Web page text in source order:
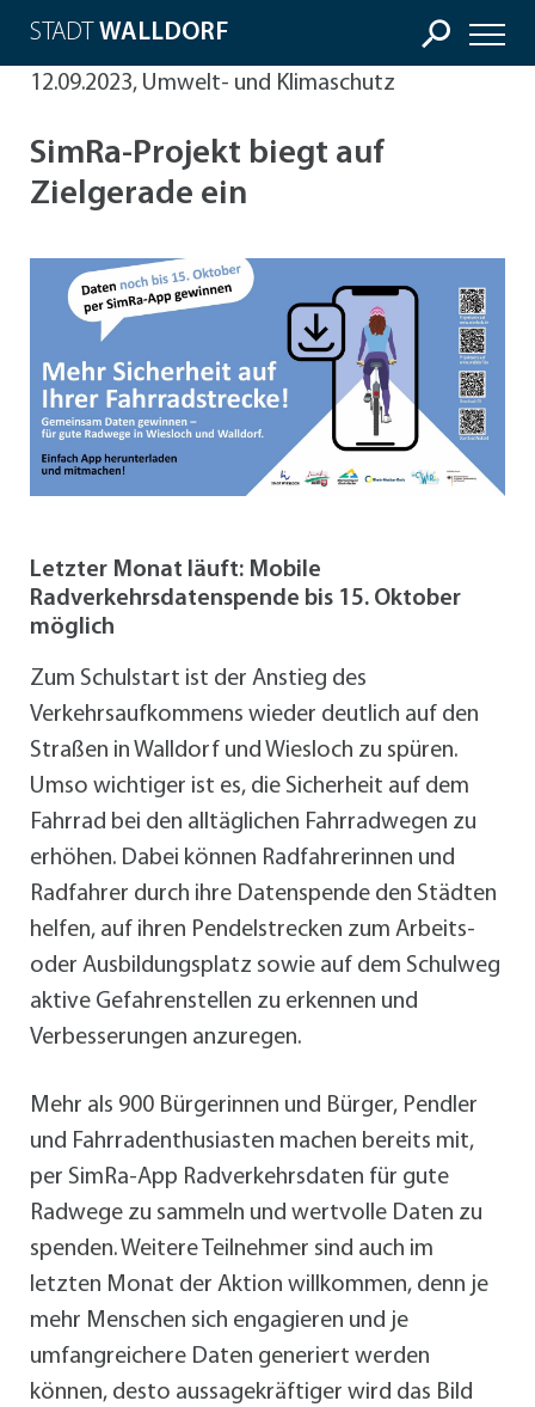
STADT WALLDORF
12.09.2023, Umwelt- und Klimaschutz
SimRa-Projekt biegt auf
Zielgerade ein
Letzter Monat läuft: Mobile
Radverkehrsdatenspende bis 15. Oktober
möglich
Zum Schulstart ist der Anstieg des
Verkehrsaufkommens wieder deutlich auf den
Straßen in Walldorf und Wiesloch zu spüren.
Umso wichtiger ist es, die Sicherheit auf dem
Fahrrad bei den alltäglichen Fahrradwegen zu
erhöhen. Dabei können Radfahrerinnen und
Radfahrer durch ihre Datenspende den Städten
helfen, auf ihren Pendelstrecken zum Arbeits-
oder Ausbildungsplatz sowie auf dem Schulweg
aktive Gefahrenstellen zu erkennen und
Verbesserungen anzuregen.
Mehr als 900 Bürgerinnen und Bürger, Pendler
und Fahrradenthusiasten machen bereits mit,
per SimRa-App Radverkehrsdaten für gute
Radwege zu sammeln und wertvolle Daten zu
spenden. Weitere Teilnehmer sind auch im
letzten Monat der Aktion willkommen, denn je
mehr Menschen sich engagieren und je
umfangreichere Daten generiert werden
können, desto aussagekräftiger wird das Bild